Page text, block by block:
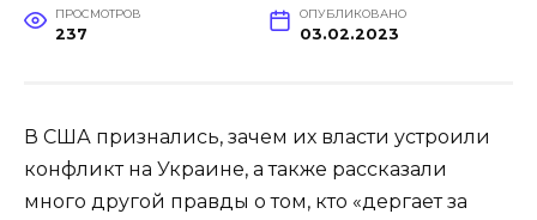
ПРОСМОТРОВ
237
ОПУБЛИКОВАНО
03.02.2023
В США признались, зачем их власти устроили
конфликт на Украине, а также рассказали
много другой правды о том, кто «дергает за